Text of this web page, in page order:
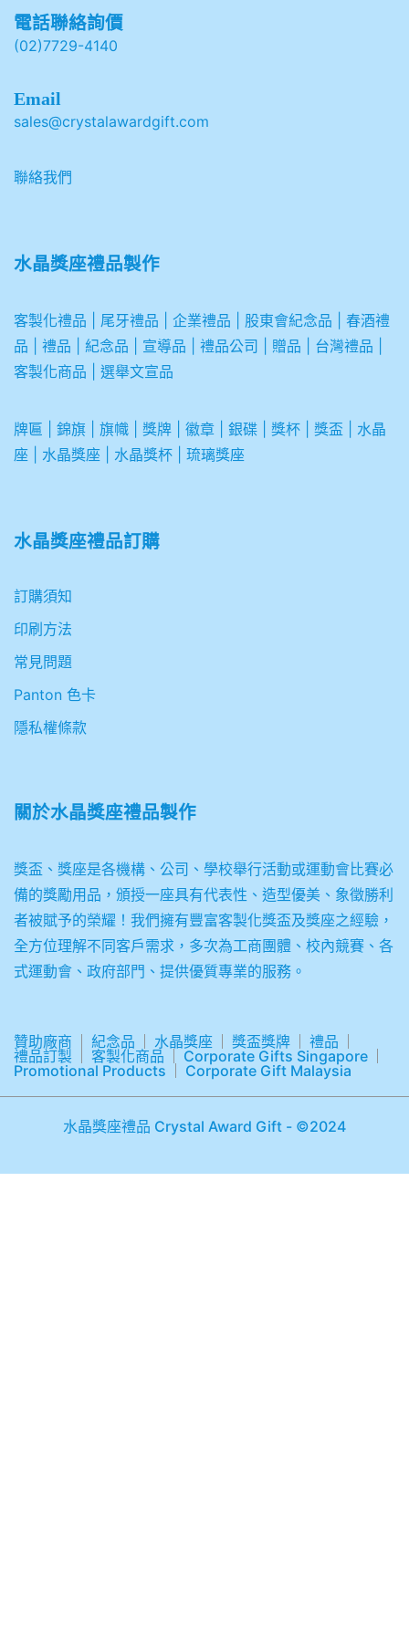
電話聯絡詢價
(02)7729-4140
Email
sales@crystalawardgift.com
聯絡我們
水晶獎座禮品製作
客製化禮品 尾牙禮品 企業禮品 股東會紀念品
春酒禮
品
禮品 紀念品 宣導品 禮品公司 贈品 台灣禮品
客製化商品
選舉文宣品
牌匾 錦旗 旗幟 獎牌 徽章 銀碟 獎杯 獎盃
水晶
座
水晶獎座 水晶獎杯 琉璃獎座
水晶獎座禮品訂購
訂購須知
印刷方法
常見問題
Panton 色卡
隱私權條款
關於水晶獎座禮品製作
獎盃、獎座是各機構、公司、學校舉行活動或運動會比賽必
備的獎勵用品，頒授一座具有代表性、造型優美、象徵勝利
者被賦予的榮耀！我們擁有豐富客製化獎盃及獎座之經驗，
全方位理解不同客戶需求，多次為工商團體、校內競賽、各
式運動會、政府部門、提供優質專業的服務。
贊助廠商 紀念品 水晶獎座 獎盃獎牌
禮品
禮品訂製
客製化商品
Corporate Gifts Singapore
Promotional Products
Corporate Gift Malaysia
水晶獎座禮品 Crystal Award Gift - ©2024